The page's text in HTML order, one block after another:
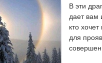
В эти
дает вам
кто
для